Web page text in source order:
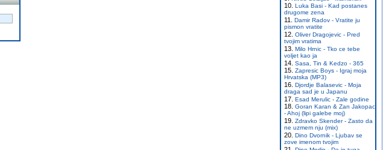
Luka Basi - Kad postanes
drugome zena
Damir Radov - Vratite ju
pismon vratite
Oliver Dragojevic - Pred
tvojim vratima
Milo Hrnic - Tko ce tebe
voljet kao ja
Sasa, Tin & Kedzo - 365
Zapresic Boys - Igraj moja
Hrvatska (MP3)
Djordje Balasevic - Moja
draga sad je u Japanu
Esad Merulic - Zale godine
Goran Karan & Zan Jakopac
- Ahoj (lipi galebe moj)
Zdravko Skender - Zasto da
ne uzmem nju (mix)
Dino Dvornik - Ljubav se
zove imenom tvojim